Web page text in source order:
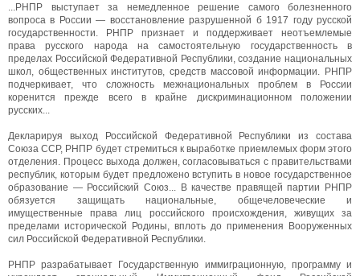
...РНПР выступает за немедленное решение самого болезненного
вопроса в России — восстановление разрушенной б 1917 году русской
государственности. РНПР признает и поддерживает неотъемлемые
права русского народа на самостоятельную государственность в
пределах Российской Федеративной Республики, создание национальных
школ, общественных институтов, средств массовой информации. РНПР
подчеркивает, что сложность межнациональных проблем в России
коренится прежде всего в крайне дискриминационном положении
русских...
Декларируя выход Российской Федеративной Республики из состава
Союза ССР, РНПР будет стремиться к выработке приемлемых форм этого
отделения. Процесс выхода должен, согласовываться с правительствами
республик, которым будет предложено вступить в новое государственное
образование — Российский Союз... В качестве правящей партии РНПР
обязуется защищать национальные, общечеловеческие и
имущественные права лиц российского происхождения, живущих за
пределами исторической Родины, вплоть до применения Вооруженных
сил Российской Федеративной Республики.
РНПР разрабатывает Государственную иммиграционную, программу и